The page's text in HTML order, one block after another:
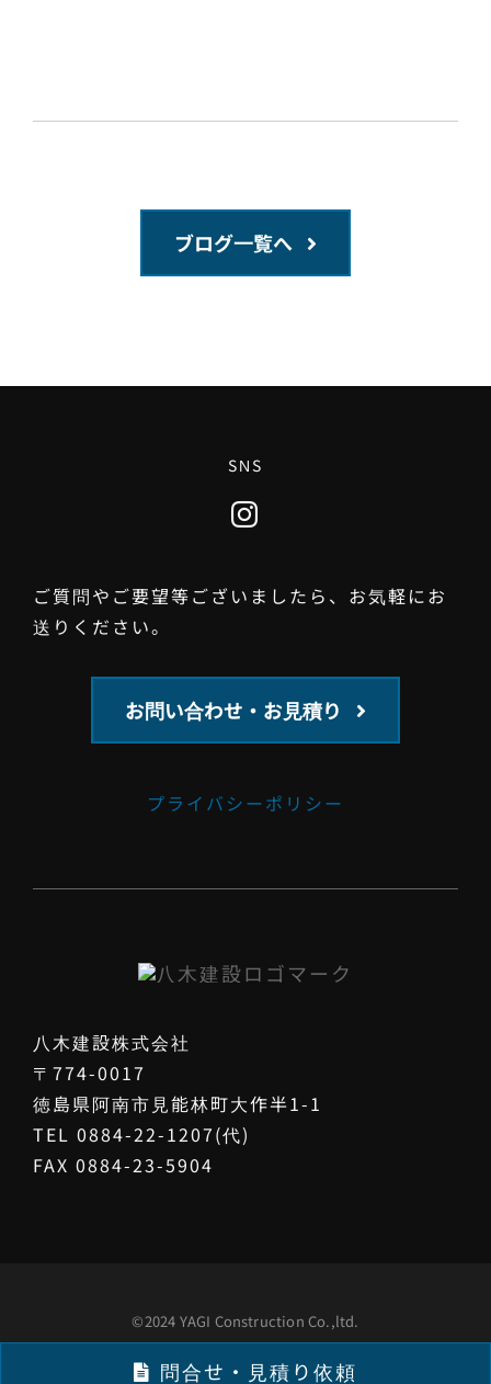
問合せ・見積り依頼
ブログ一覧へ
八木建設株式会社
〒774-0017
徳島県阿南市見能林町大作半1-1
TEL 0884-22-1207(代)
FAX 0884-23-5904
SNS
ご質問やご要望等ございましたら、お気軽にお
送りください。
お問い合わせ・お見積り
プライバシーポリシー
©2024 YAGI Construction Co.,ltd.